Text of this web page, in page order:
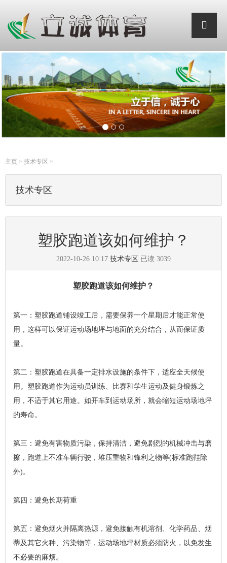
主页 > 技术专区 >
技术专区
塑胶跑道该如何维护？
2022-10-26 10:17 技术专区 已读 3039
塑胶跑道该如何维护？
第一：塑胶跑道铺设竣工后，需要保养一个星期后才能正常使
用，这样可以保证运动场地坪与地面的充分结合，从而保证质
量。
第二：塑胶跑道在具备一定排水设施的条件下，适应全天候使
用。塑胶跑道作为运动员训练、比赛和学生运动及健身锻炼之
用，不适于其它用途。如开车到运动场所，就会缩短运动场地坪
的寿命。
第三：避免有害物质污染，保持清洁，避免剧烈的机械冲击与磨
擦，跑道上不准车辆行驶，堆压重物和锋利之物等(标准跑鞋除
外)。
第四：避免长期荷重
第五：避免烟火并隔离热源，避免接触有机溶剂、化学药品、烟
蒂及其它火种、污染物等，运动场地坪材质必须防火，以免发生
不必要的麻烦。